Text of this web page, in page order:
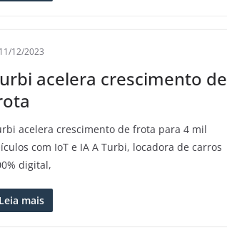
11/12/2023
acelera crescimento de
acelera crescimento de frota para 4 mil
com IoT e IA A Turbi, locadora de carros
digital,
Leia mais